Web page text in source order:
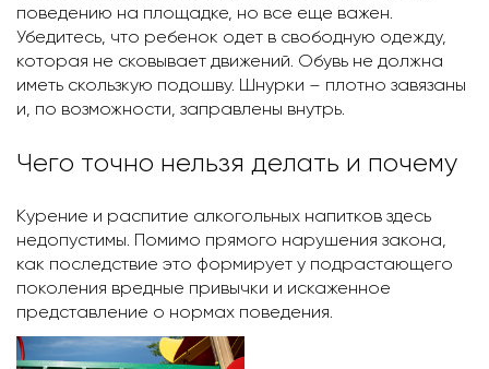
поведению на площадке, но все еще важен.
Убедитесь, что ребенок одет в свободную одежду,
которая не сковывает движений. Обувь не должна
иметь скользкую подошву. Шнурки – плотно завязаны
и, по возможности, заправлены внутрь.
Чего точно нельзя делать и почему
Курение и распитие алкогольных напитков здесь
недопустимы. Помимо прямого нарушения закона,
как последствие это формирует у подрастающего
поколения вредные привычки и искаженное
представление о нормах поведения.